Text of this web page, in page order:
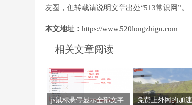
友圈，但转载请说明文章出处“513常识网”。
本文地址： https://www.520longzhigu.com
相关文章阅读
js鼠标悬停显示全部文字 免费上外网的加